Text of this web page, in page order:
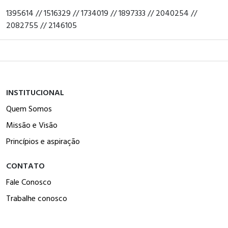
1395614 // 1516329 // 1734019 // 1897333 // 2040254 //
2082755 // 2146105
INSTITUCIONAL
Quem Somos
Missão e Visão
Princípios e aspiração
CONTATO
Fale Conosco
Trabalhe conosco